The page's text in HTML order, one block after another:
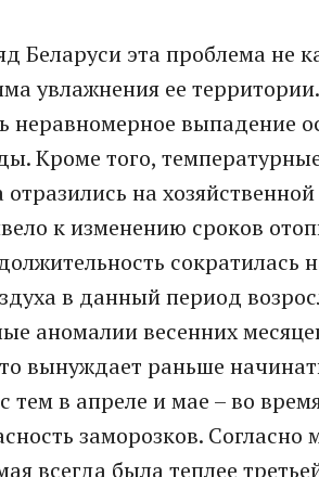
Беларуси эта проблема не
увлажнения ее
неравномерное выпадение
Кроме того,
на
к изменению сроков
сократилась
в данный период
аномалии весенних
вынуждает раньше
тем в апреле и мае – во
заморозков.
всегда была теплее